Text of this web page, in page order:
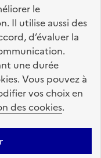
le
Il utilise aussi des
d’évaluer la
une durée
Vous pouvez à
vos choix en
des cookies.
Dépôts
parcours
Mentions légales